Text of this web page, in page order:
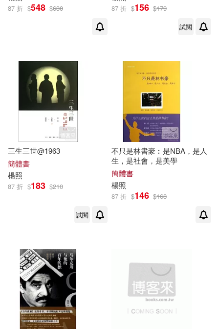
87 折 $548 $630 87 折 $156 $179
試閱
三生三世@1963
簡體書
楊照
87 折 $183 $210
試閱
不只是林書豪︰是NBA，是人
生，是社會，是美學
簡體書
楊照
87 折 $146 $168